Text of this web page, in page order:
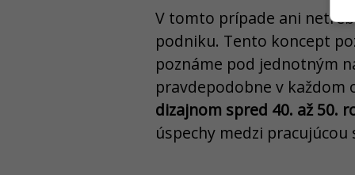
V tomto prípade ani
podniku. Tento koncept
poznáme pod jednotným
pravdepodobne v každom
dizajnom spred 40. až 50.
úspechy medzi